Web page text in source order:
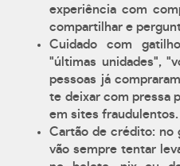
experiência com
compartilhar e
Cuidado com
"últimas unidades",
pessoas já
te deixar com pressa
em sites fraudulentos.
Cartão de crédito: no
vão sempre tentar